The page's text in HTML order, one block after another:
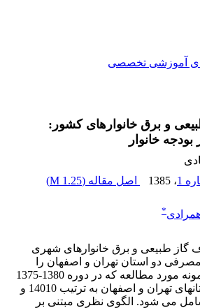
آموزشی تخصصی
و برق خانوارهای کشور:
خانوار
، 1385 اصل مقاله (1.25 M
)
*
گاز طبیعی و برق خانوارهای شهری
دو استان تهران و اصفهان را
تجزیه و تحلیل می کند.نمونه مورد مطالعه که در دوره 1380-1375
را در بر می گیرد،در استانهای تهران و اصفهان به ترتیب 14010 و
شامل می شود. الگوی نظری مبتنی بر